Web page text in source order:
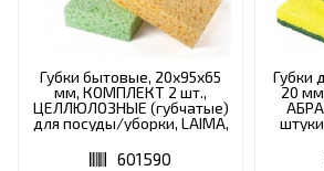
Губки бытовые, 20х95х65
мм, КОМПЛЕКТ 2 шт.,
ЦЕЛЛЮЛОЗНЫЕ (губчатые)
для посуды/уборки, LAIMA,
601590
Губки
20